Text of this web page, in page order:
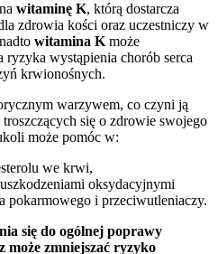
witaminę K, którą dostarcza
zdrowia kości oraz uczestniczy w
witamina K może
ryzyka wystąpienia chorób serca
krwionośnych.
warzywem, co czyni ją
się o zdrowie swojego
może pomóc w:
we krwi,
oksydacyjnymi
pokarmowego i przeciwutleniaczy.
się do ogólnej poprawy
może zmniejszać ryzyko